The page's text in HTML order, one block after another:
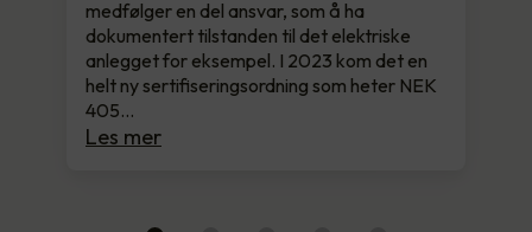
medfølger en del ansvar, som å ha
dokumentert tilstanden til det elektriske
anlegget for eksempel. I 2023 kom det en
helt ny sertifiseringsordning som heter NEK
405…
Les mer